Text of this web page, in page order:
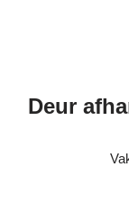
Deur